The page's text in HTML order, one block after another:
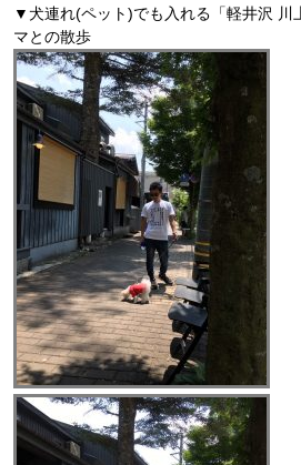
▼犬連れ(ペット)でも入れる「軽井沢 川
マとの散歩